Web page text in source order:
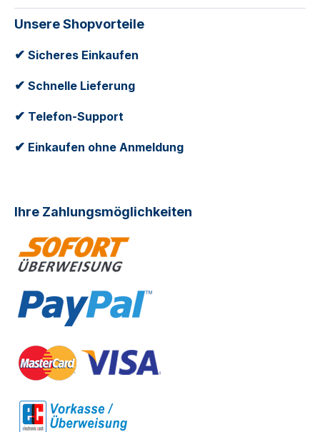
Unsere Shopvorteile
✔ Sicheres Einkaufen
✔ Schnelle Lieferung
✔ Telefon-Support
✔ Einkaufen ohne Anmeldung
Ihre Zahlungsmöglichkeiten